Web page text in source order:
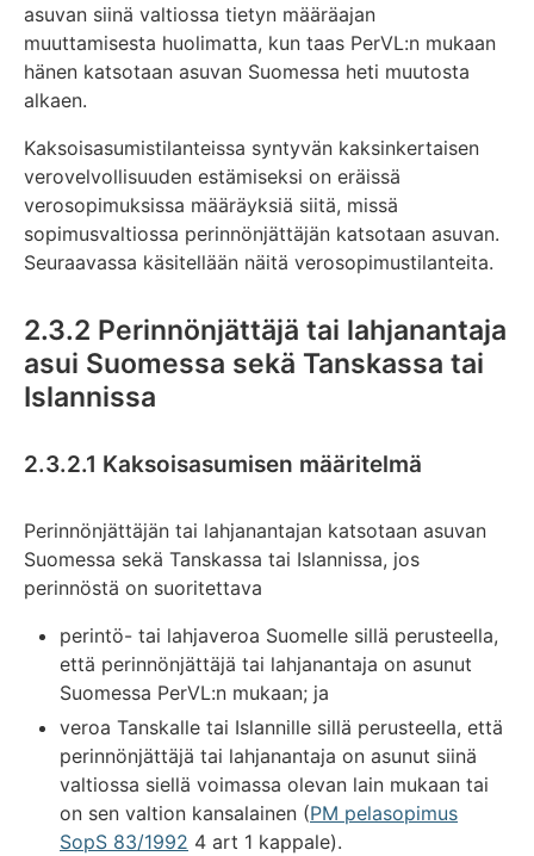
asuvan siinä valtiossa tietyn määräajan
muuttamisesta huolimatta, kun taas PerVL:n mukaan
hänen katsotaan asuvan Suomessa heti muutosta
alkaen.
Kaksoisasumistilanteissa syntyvän kaksinkertaisen
verovelvollisuuden estämiseksi on eräissä
verosopimuksissa määräyksiä siitä, missä
sopimusvaltiossa perinnönjättäjän katsotaan asuvan.
Seuraavassa käsitellään näitä verosopimustilanteita.
2.3.2 Perinnönjättäjä tai lahjanantaja
asui Suomessa sekä Tanskassa tai
Islannissa
2.3.2.1 Kaksoisasumisen määritelmä
Perinnönjättäjän tai lahjanantajan katsotaan asuvan
Suomessa sekä Tanskassa tai Islannissa, jos
perinnöstä on suoritettava
perintö- tai lahjaveroa Suomelle sillä perusteella,
että perinnönjättäjä tai lahjanantaja on asunut
Suomessa PerVL:n mukaan; ja
veroa Tanskalle tai Islannille sillä perusteella, että
perinnönjättäjä tai lahjanantaja on asunut siinä
valtiossa siellä voimassa olevan lain mukaan tai
on sen valtion kansalainen (PM pelasopimus
SopS 83/1992 4 art 1 kappale).